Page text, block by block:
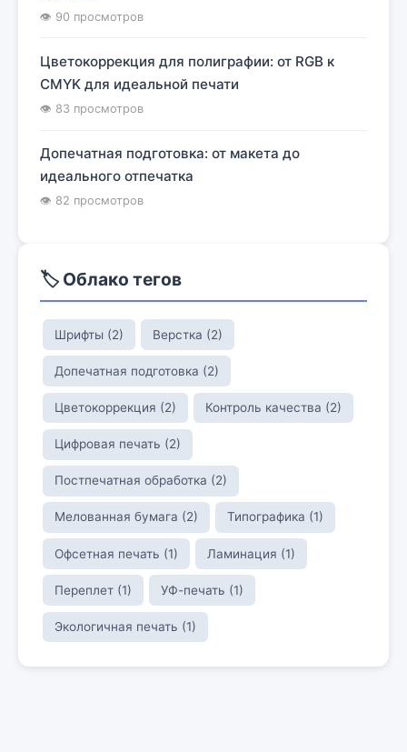
👁 90 просмотров
Цветокоррекция для полиграфии: от RGB к
CMYK для идеальной печати
👁 83 просмотров
Допечатная подготовка: от макета до
идеального отпечатка
👁 82 просмотров
🏷️ Облако тегов
Шрифты (2) Верстка (2)
Допечатная подготовка (2)
Цветокоррекция (2) Контроль качества (2)
Цифровая печать (2)
Постпечатная обработка (2)
Мелованная бумага (2) Типографика (1)
Офсетная печать (1) Ламинация (1)
Переплет (1) УФ-печать (1)
Экологичная печать (1)